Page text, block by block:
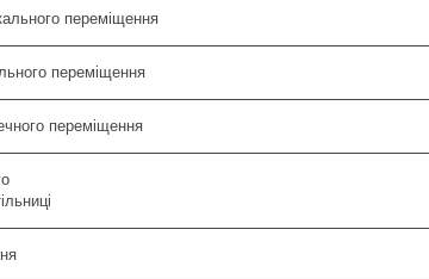
переміщення
переміщення
переміщення